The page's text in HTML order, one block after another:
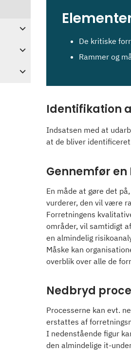
De kritiske
Rammer og
Identifikation
Indsatsen med at
at de bliver
Gennemfør
En måde at gøre det
vurderer, den vil være
Forretningens
områder, vil samtidigt
en almindelig
Måske kan
overblik over alle de
Nedbryd
Processerne kan evt.
erstattes af
I nedenstående figur
den almindelige it-